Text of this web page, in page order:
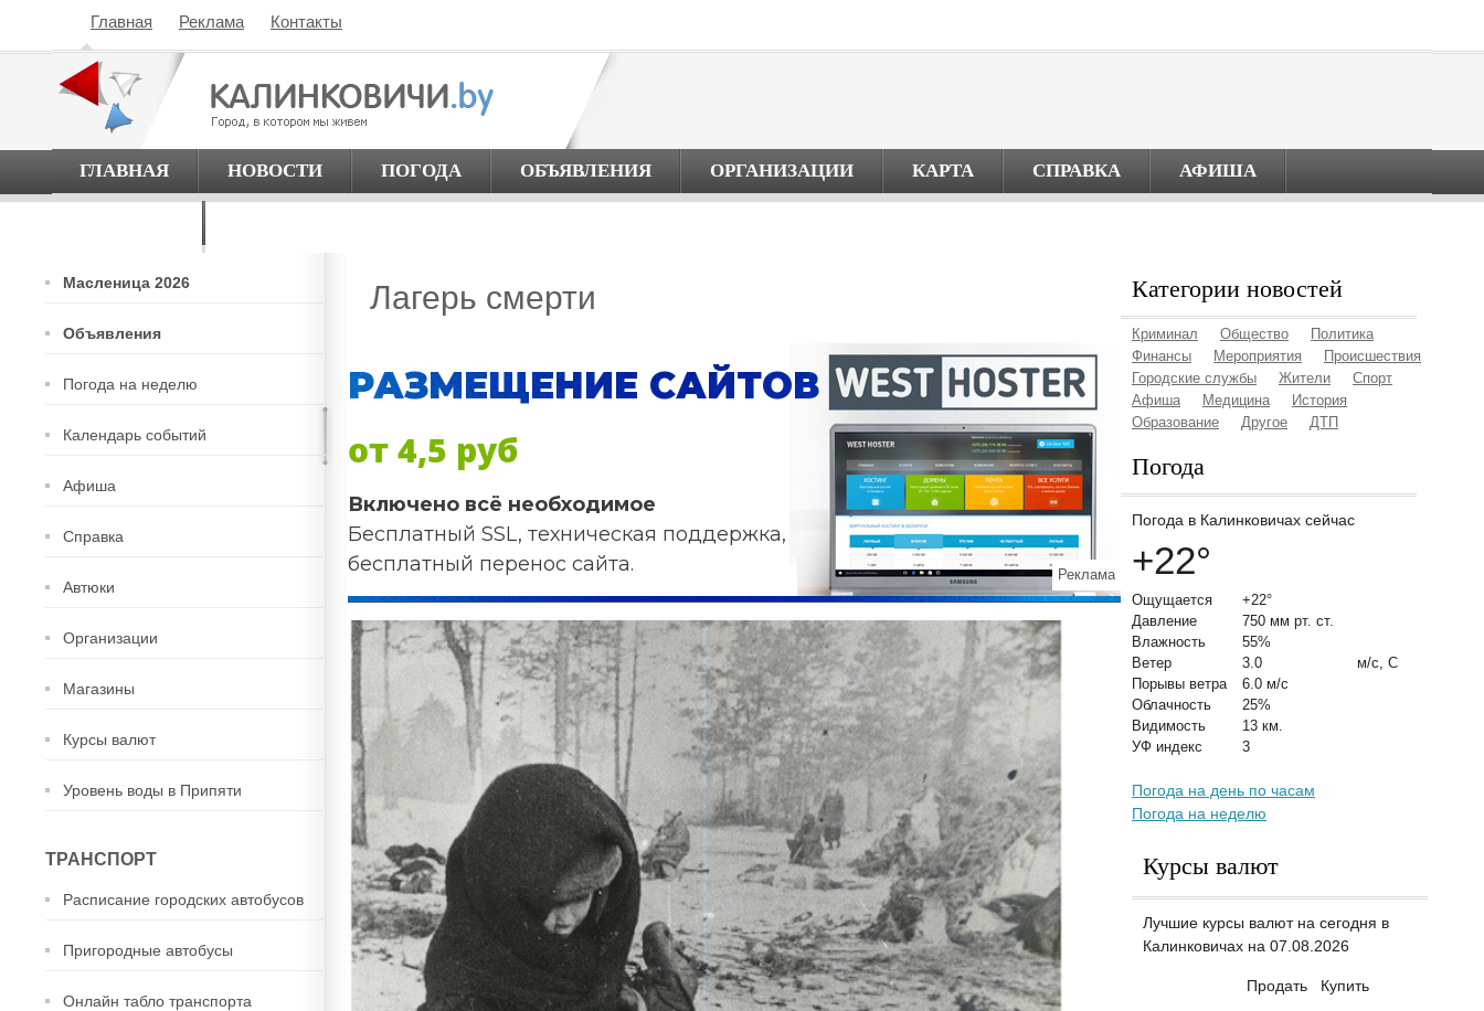
Главная Реклама Контакты
ГЛАВНАЯ НОВОСТИ ПОГОДА ОБЪЯВЛЕНИЯ ОРГАНИЗАЦИИ КАРТА СПРАВКА АФИША
Масленица 2026
Объявления
Погода на неделю
Календарь событий
Афиша
Справка
Автюки
Организации
Магазины
Курсы валют
Уровень воды в Припяти
ТРАНСПОРТ
Расписание городских автобусов
Пригородные автобусы
Онлайн табло транспорта
Лагерь смерти
РАЗМЕЩЕНИЕ САЙТОВ
от 4,5 руб
Включено всё необходимое
Бесплатный SSL, техническая поддержка,
бесплатный перенос сайта.
Реклама
Категории новостей
Криминал Общество
Политика
Финансы
Мероприятия
Происшествия
Городские службы
Жители
Спорт
Афиша
Медицина
История
Образование
Другое ДТП
Погода
Погода в Калинковичах сейчас
+22°
Ощущается
+22°
Давление
750 мм рт. ст.
Влажность
55%
Ветер
3.0
м/с, С
Порывы ветра
6.0 м/с
Облачность
25%
Видимость
13 км.
УФ индекс
3
Погода на день по часам
Погода на неделю
Курсы валют
Лучшие курсы валют на сегодня в
Калинковичах на 07.08.2026
Продать
Купить